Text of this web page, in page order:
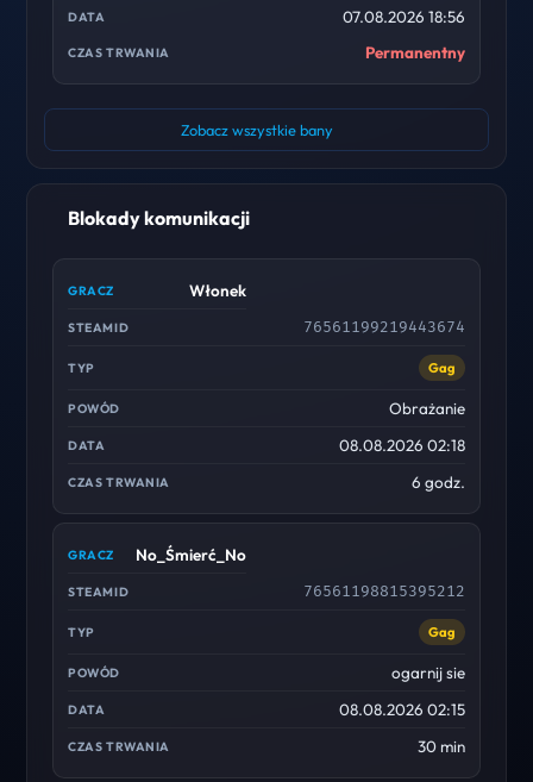
07.08.2026 18:56
Permanentny
Zobacz wszystkie bany
Blokady komunikacji
Włonek
76561199219443674
Gag
Obrażanie
08.08.2026 02:18
6 godz.
No_Śmierć_No
76561198815395212
Gag
ogarnij sie
08.08.2026 02:15
30 min